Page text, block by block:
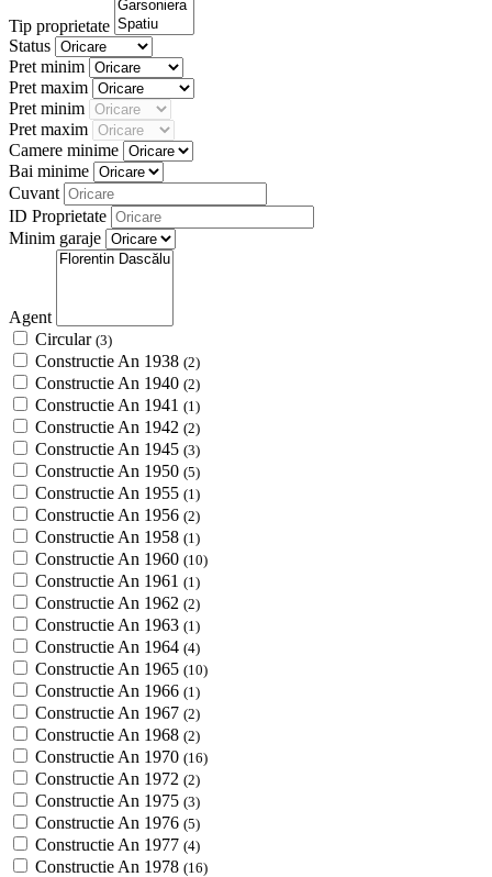
Tip proprietate
Status
Pret minim
Pret maxim
Pret minim
Pret maxim
Camere minime
Bai minime
Cuvant
ID Proprietate
Minim garaje
Agent
Circular (3)
Constructie An 1938 (2)
Constructie An 1940 (2)
Constructie An 1941 (1)
Constructie An 1942 (2)
Constructie An 1945 (3)
Constructie An 1950 (5)
Constructie An 1955 (1)
Constructie An 1956 (2)
Constructie An 1958 (1)
Constructie An 1960 (10)
Constructie An 1961 (1)
Constructie An 1962 (2)
Constructie An 1963 (1)
Constructie An 1964 (4)
Constructie An 1965 (10)
Constructie An 1966 (1)
Constructie An 1967 (2)
Constructie An 1968 (2)
Constructie An 1970 (16)
Constructie An 1972 (2)
Constructie An 1975 (3)
Constructie An 1976 (5)
Constructie An 1977 (4)
Constructie An 1978 (16)